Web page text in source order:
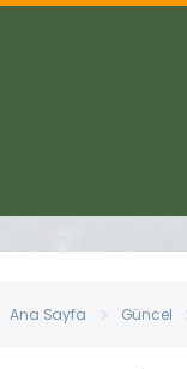
Ana Sayfa Güncel